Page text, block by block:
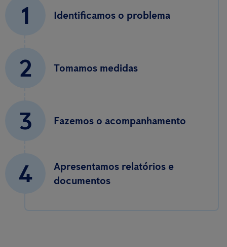
1 Identificamos o problema
2 Tomamos medidas
3 Fazemos o acompanhamento
4
Apresentamos relatórios e
documentos